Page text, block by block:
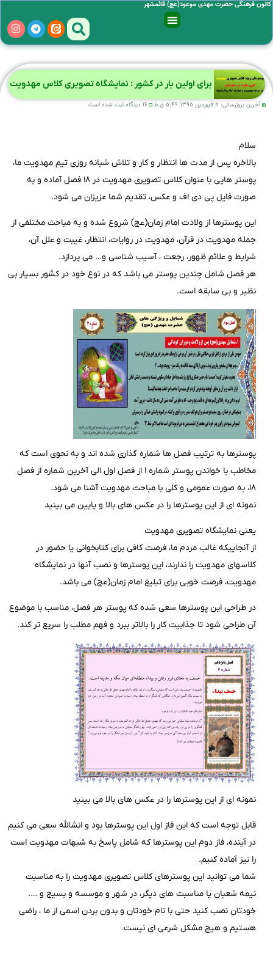
کانون فرهنگی حضرت مهدی موعود(عج) قائمشهر
برای اولین بار در کشور : نمایشگاه تصویری کلاس مهدویت
آخرین بروزرسانی: ۵:۴۹ ق.ظ ۱۶ دیدگاه ثبت شده است
سلام
بالاخره پس از مدت ها انتظار و کار و تلاش شبانه روزی تیم مهدویت ما،
پوستر هایی با عنوان کلاس تصویری مهدویت در ۱۸ فصل آماده و به
صورت فایل پی دی اف و عکس، تقدیم شما عزیزان می شود.
این پوسترها از ولادت امام زمان(عج) شروع شده و به مباحث مختلفی از
جمله مهدویت در قرآن، مهدویت در روایات، انتظار، غیبت و علل آن،
شرایط و علائم ظهور، رجعت ، آسیب شناسی و… می پردازد.
هر فصل شامل چندین پوستر می باشد که در نوع خود در کشور بسیار بی
نظیر و بی سابقه است.
پوسترها به ترتیب فصل ها شماره گذاری شده اند و به نحوی است که
مخاطب با خواندن پوستر شماره ۱ از فصل اول الی آخرین شماره از فصل
۱۸، به صورت عمومی و کلی با مباحث مهدویت آشنا می شود.
نمونه ای از این پوسترها را در عکس های بالا و پایین می بینید
یعنی نمایشگاه تصویری مهدویت
از آنجاییکه غالب مردم ما، فرصت کافی برای کتابخوانی یا حضور در
کلاسهای مهدویت را ندارند، این پوسترها و نصب آنها در نمایشگاه
مهدویت، فرصت خوبی برای تبلیغ امام زمان(عج) می باشد.
در طراحی این پوسترها سعی شده که پوستر هر فصل، مناسب با موضوع
آن طراحی شود تا جذابیت کار را بالاتر ببرد و فهم مطلب را سریع تر کند.
نمونه ای از این پوسترها را در عکس های بالا می بینید
قابل توجه است که این فاز اول این پوسترها بود و انشالله سعی می کنیم
در آینده، فاز دوم این پوسترها که شامل پاسخ به شبهات مهدویت است
را نیز آماده کنیم.
شما می توانید این پوسترهای کلاس تصویری مهدویت را به مناسبت
نیمه شعبان یا مناسبت های دیگر، در شهر و موسسه و بسیج و ….
خودتان نصب کنید حتی با نام خودتان و بدون بردن اسمی از ما ، راضی
هستیم و هیچ مشکل شرعی ای نیست.